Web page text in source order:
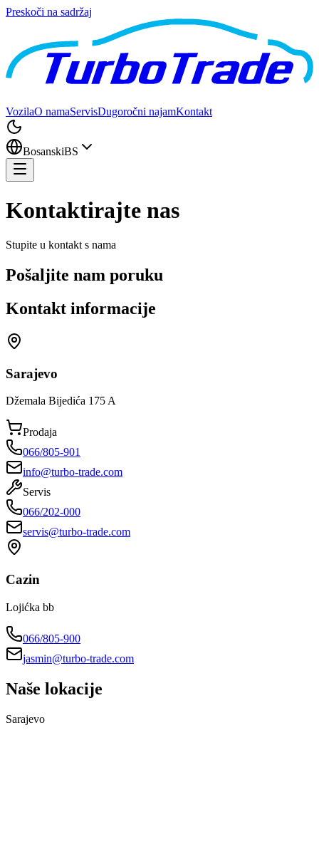
Preskoči na sadržaj
VozilaO namaServisDugoročni najamKontakt
BosanskiBS
Kontaktirajte nas
Stupite u kontakt s nama
Pošaljite nam poruku
Kontakt informacije
Sarajevo
Džemala Bijedića 175 A
Prodaja
066/805-901
info@turbo-trade.com
Servis
066/202-000
servis@turbo-trade.com
Cazin
Lojićka bb
066/805-900
jasmin@turbo-trade.com
Naše lokacije
Sarajevo